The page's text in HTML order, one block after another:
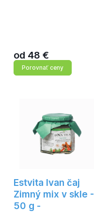
od 48 €
Porovnať ceny
Estvita Ivan čaj
Zimný mix v skle -
50 g -